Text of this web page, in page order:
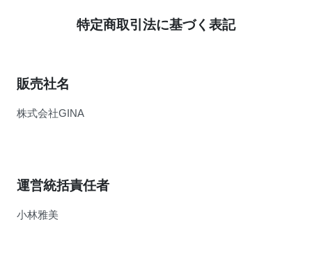
特定商取引法に基づく表記
販売社名
株式会社GINA
運営統括責任者
小林雅美